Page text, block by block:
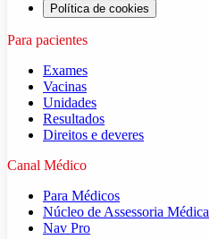
Política de cookies
Para pacientes
Exames
Vacinas
Unidades
Resultados
Direitos e deveres
Canal Médico
Para Médicos
Núcleo de Assessoria Médica
Nav Pro